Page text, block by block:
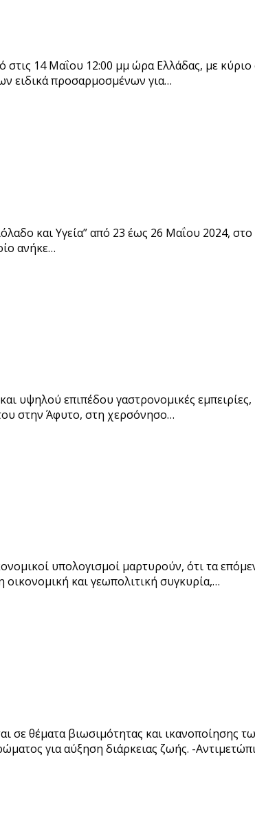
14 Μαΐου 12:00 μμ ώρα Ελλάδας, με
ειδικά προσαρμοσμένων για…
και Υγεία” από 23 έως 26 Μαΐου 2024,
ανήκε…
υψηλού επιπέδου γαστρονομικές
στην Άφυτο, στη χερσόνησο…
υπολογισμοί μαρτυρούν, ότι τα
και γεωπολιτική συγκυρία,…
σε θέματα βιωσιμότητας και ικανοποίησης
για αύξηση διάρκειας ζωής. -